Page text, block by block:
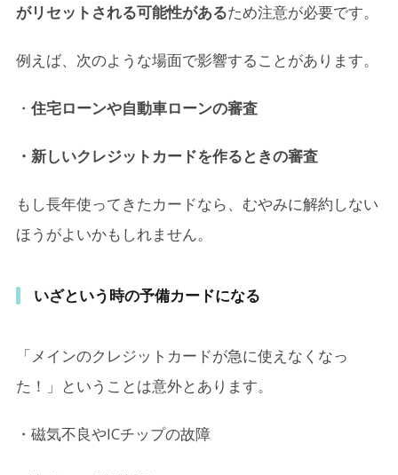
がリセットされる可能性があるため注意が必要です。
例えば、次のような場面で影響することがあります。
・ 住宅ローンや自動車ローンの審査
・新しいクレジットカードを作るときの審査
もし長年使ってきたカードなら、むやみに解約しない
ほうがよいかもしれません。
いざという時の予備カードになる
「メインのクレジットカードが急に使えなくなっ
た！」ということは意外とあります。
・磁気不良やICチップの故障